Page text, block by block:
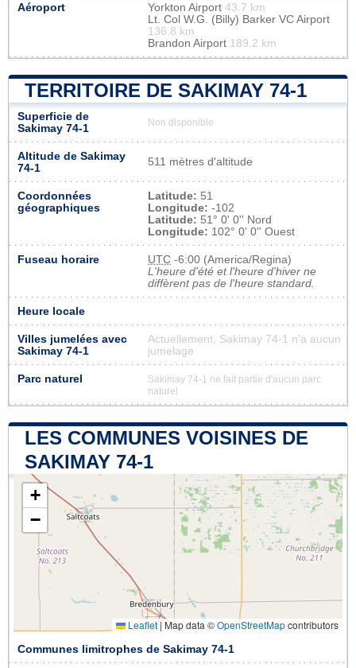
Aéroport Yorkton Airport 43.7 km
Lt. Col W.G. (Billy) Barker VC Airport
136.8 km
Brandon Airport 189.2 km
TERRITOIRE DE SAKIMAY 74-1
Superficie de
Sakimay 74-1
Non disponible
Altitude de Sakimay
74-1
511 mètres d'altitude
Coordonnées
géographiques
Latitude: 51
Longitude: -102
Latitude: 51° 0' 0'' Nord
Longitude: 102° 0' 0'' Ouest
Fuseau horaire UTC -6:00 (America/Regina)
L'heure d'été et l'heure d'hiver ne
diffèrent pas de l'heure standard.
Heure locale
Villes jumelées avec
Sakimay 74-1
Actuellement, Sakimay 74-1 n'a aucun
jumelage
Parc naturel
Sakimay 74-1 ne fait partie d'aucun parc
naturel
LES COMMUNES VOISINES DE
SAKIMAY 74-1
+
−
Leaflet | Map data ©OpenStreetMapcontributors
Communes limitrophes de Sakimay 74-1